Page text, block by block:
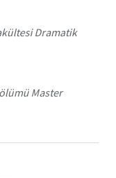
Dramatik
Master